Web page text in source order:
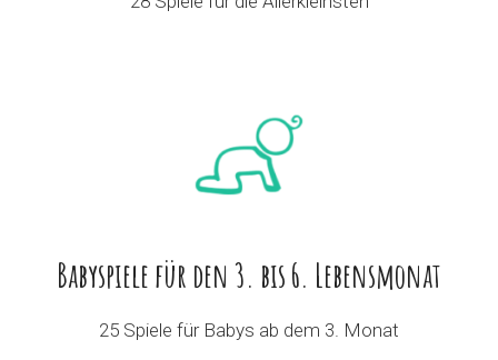
Babyspiele für den 3. bis 6. Lebensmonat
25 Spiele für Babys ab dem 3. Monat